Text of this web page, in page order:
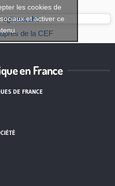
eglisecatho
les cookies de
et activer ce
de la CEF
en France
DE FRANCE